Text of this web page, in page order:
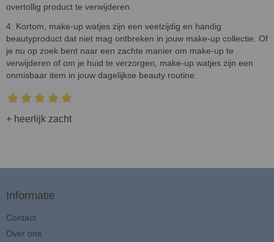
overtollig product te verwijderen.
4: Kortom, make-up watjes zijn een veelzijdig en handig
beautyproduct dat niet mag ontbreken in jouw make-up collectie. Of
je nu op zoek bent naar een zachte manier om make-up te
verwijderen of om je huid te verzorgen, make-up watjes zijn een
onmisbaar item in jouw dagelijkse beauty routine.
+ heerlijk zacht
Informatie
Contact
Over ons